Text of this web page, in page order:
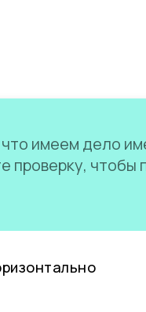
имеем дело
проверку, чтобы